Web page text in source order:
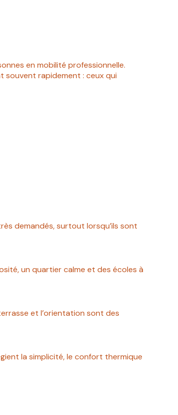
en mobilité professionnelle.
souvent rapidement : ceux qui
demandés, surtout lorsqu’ils sont
un quartier calme et des écoles à
et l’orientation sont des
la simplicité, le confort thermique